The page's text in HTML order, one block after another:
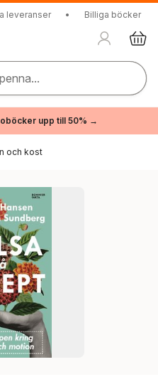
leveranser • Billiga böcker
upp till 50% →
och kost